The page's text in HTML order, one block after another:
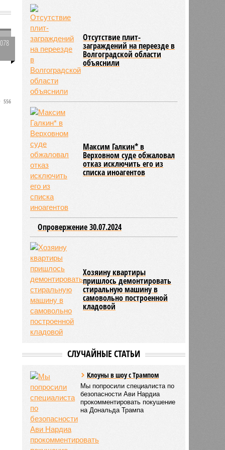
556
Отсутствие плит-
заграждений на переезде в
Волгоградской области
объяснили
Максим Галкин* в
Верховном суде обжаловал
отказ исключить его из
списка иноагентов
Опровержение 30.07.2024
Хозяину квартиры
пришлось демонтировать
стиральную машину в
самовольно построенной
кладовой
СЛУЧАЙНЫЕ СТАТЬИ
Клоуны в шоу с Трампом
Мы попросили специалиста по
безопасности Ави Нардиа
прокомментировать покушение
на Дональда Трампа